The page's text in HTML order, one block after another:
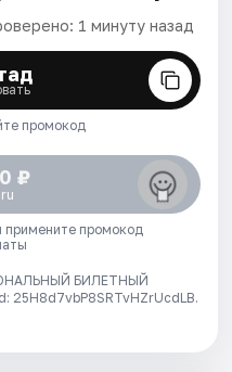
1 минуту назад
промокод
₽
примените промокод
БИЛЕТНЫЙ